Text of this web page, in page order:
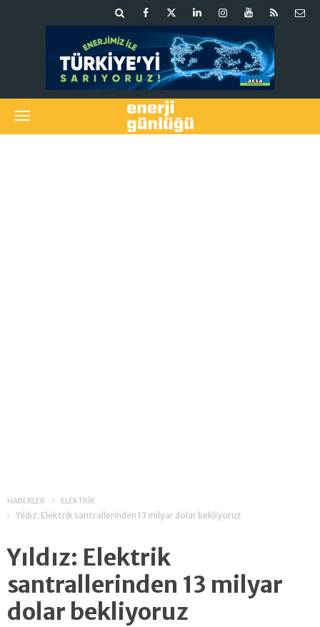
HABERLER ELEKTRİK
Yıldız: Elektrik santrallerinden 13 milyar dolar bekliyoruz
Yıldız: Elektrik
santrallerinden 13 milyar
dolar bekliyoruz